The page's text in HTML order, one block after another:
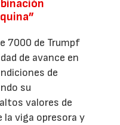
7000 de Trumpf
de avance en
de
su
valores de
la viga opresora y